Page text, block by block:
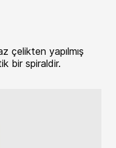
çelikten yapılmış
bir spiraldir.